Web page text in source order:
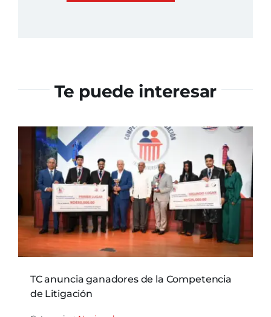
Te puede interesar
TC anuncia ganadores de la Competencia
de Litigación